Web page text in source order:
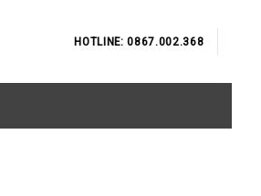
HOTLINE: 0867.002.368